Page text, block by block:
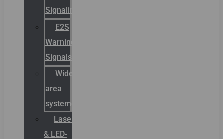
Signaling
E2S
Warning
Signals
Wide
area
systemen
Laserbelijning
& LED-